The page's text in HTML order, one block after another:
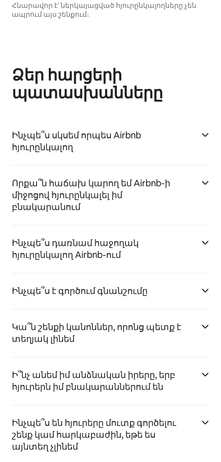
Հնարավոր է՝ ներկայացված հյուրընկալողները չեն
ապրում այս շենքում։
Ձեր հարցերի
պատասխանները
Ինչպե՞ս սկսեմ որպես Airbnb
հյուրընկալող
Որքա՞ն հաճախ կարող եմ Airbnb-ի
միջոցով հյուրընկալել իմ
բնակարանում
Ինչպե՞ս դառնամ հաջողակ
հյուրընկալող Airbnb-ում
Ինչպե՞ս է գործում գնանշումը
Կա՞ն շենքի կանոններ, որոնց պետք է
տեղյակ լինեմ
Ի՞նչ անեմ իմ անձնական իրերը, երբ
հյուրերն իմ բնակարաններում են
Ինչպե՞ս են հյուրերը մուտք գործելու
շենք կամ հարկաբաժին, եթե ես
այնտեղ չլինեմ